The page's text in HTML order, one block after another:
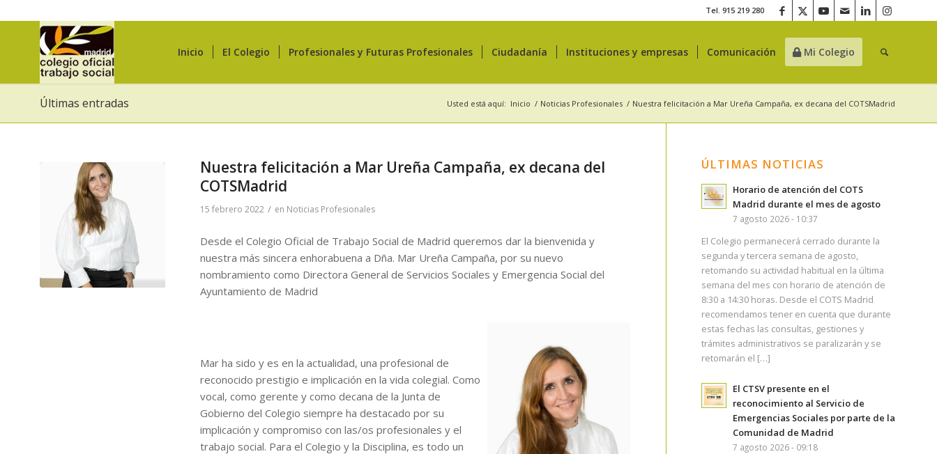
Tel. 915 219 280
Inicio El Colegio Profesionales y Futuras Profesionales Ciudadanía Instituciones y empresas Comunicación Mi Colegio
Últimas entradas Usted está aquí: Inicio / Noticias Profesionales / Nuestra felicitación a Mar Ureña Campaña, ex decana del COTSMadrid
Nuestra felicitación a Mar Ureña Campaña, ex decana del
COTSMadrid
15 febrero 2022 / en Noticias Profesionales
Desde el Colegio Oficial de Trabajo Social de Madrid queremos dar la bienvenida y
nuestra más sincera enhorabuena a Dña. Mar Ureña Campaña, por su nuevo
nombramiento como Directora General de Servicios Sociales y Emergencia Social del
Ayuntamiento de Madrid
Mar ha sido y es en la actualidad, una profesional de
reconocido prestigio e implicación en la vida colegial. Como
vocal, como gerente y como decana de la Junta de
Gobierno del Colegio siempre ha destacado por su
implicación y compromiso con las/os profesionales y el
trabajo social. Para el Colegio y la Disciplina, es todo un
ÚLTIMAS NOTICIAS
Horario de atención del COTS
Madrid durante el mes de agosto
7 agosto 2026 - 10:37
El Colegio permanecerá cerrado durante la
segunda y tercera semana de agosto,
retomando su actividad habitual en la última
semana del mes con horario de atención de
8:30 a 14:30 horas. Desde el COTS Madrid
recomendamos tener en cuenta que durante
estas fechas las consultas, gestiones y
trámites administrativos se paralizarán y se
retomarán el […]
El CTSV presente en el
reconocimiento al Servicio de
Emergencias Sociales por parte de la
Comunidad de Madrid
7 agosto 2026 - 09:18